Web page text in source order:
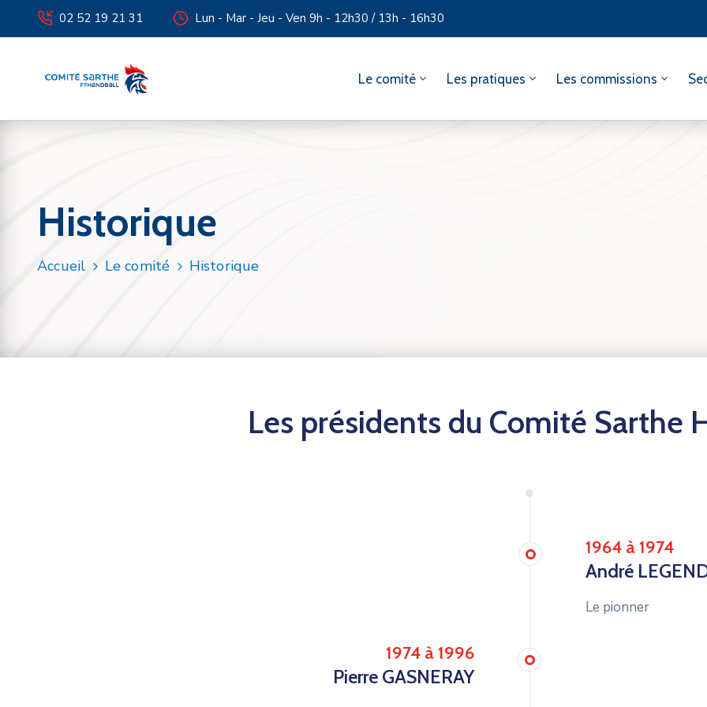
02 52 19 21 31 Lun - Mar - Jeu - Ven 9h - 12h30 / 13h - 16h30
Le comité Les pratiques Les commissions
Historique
Accueil Le comité Historique
Les présidents du Comité Sarthe
1964 à 1974
André
Le pionner
1974 à 1996
Pierre GASNERAY